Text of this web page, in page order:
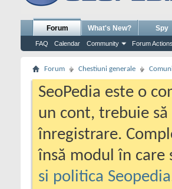
Forum
FAQ Calendar Community Forum Actions
What's New? Spy
Forum Chestiuni generale
SeoPedia este o
un cont, trebuie
înregistrare.
însă modul în
si politica Seopedia